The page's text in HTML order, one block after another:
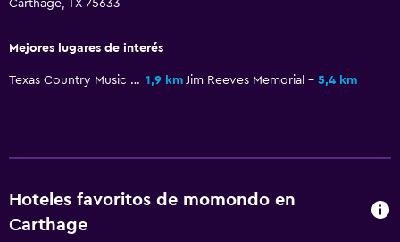
Carthage, TX 75633
Mejores lugares de interés
Texas Country Music Hall of Fame 1,9 km Jim Reeves Memorial 5,4 km
Hoteles favoritos de momondo en
Carthage